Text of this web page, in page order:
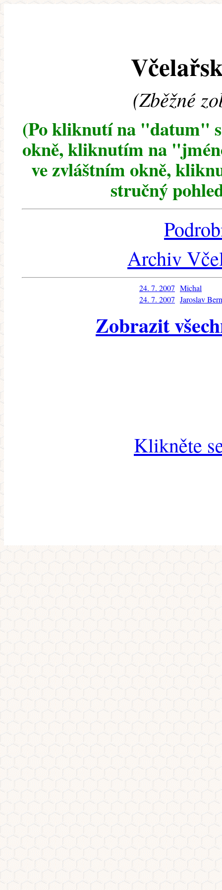
(Zběžné
(Po kliknutí na "datum"
okně, kliknutím na
ve zvláštním okně,
stručný
Archiv
24. 7. 2007 Michal
24. 7. 2007 Jaroslav
Zobrazit
Klikněte